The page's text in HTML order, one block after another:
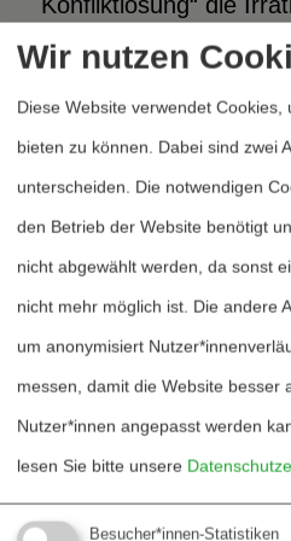
angeblich kontrollierten
rationalen
Die Einigung zwischen
Shewardnadse über
Mittelstreckenraketen
verheißen, daß wir
Imponderabilien die
belastet ist, zeigt nicht
Aufschaukeln des
Wir nutzen
Diese Website verwendet
bieten zu können. Dabei sind zwei
unterscheiden. Die notwendigen
den Betrieb der Website benötigt
nicht abgewählt werden, da sonst
nicht mehr möglich ist. Die andere
um anonymisiert
messen, damit die Website besser
Nutzer*innen angepasst werden
lesen Sie bitte unsere
Besucher*innen-Statistiken